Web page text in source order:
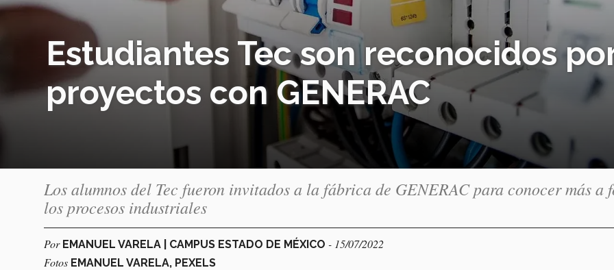
Estudiantes Tec son reconocidos
proyectos con GENERAC
Los alumnos del Tec fueron invitados a la fábrica de GENERAC para conocer más a
los procesos industriales
Por EMANUEL VARELA | CAMPUS ESTADO DE MÉXICO - 15/07/2022
Fotos EMANUEL VARELA, PEXELS